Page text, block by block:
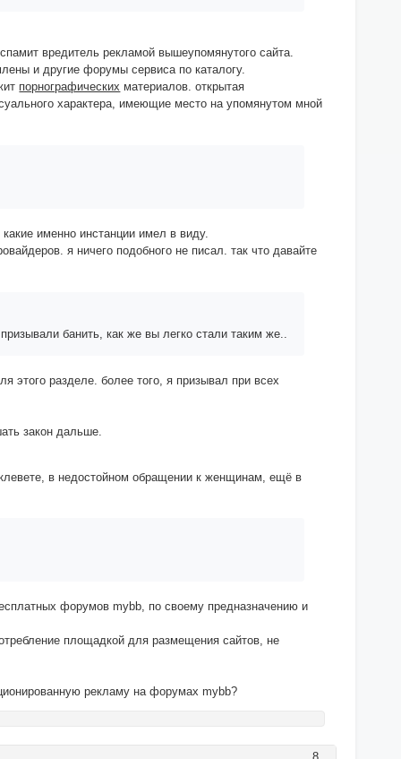
вредитель рекламой вышеупомянутого сайта.
и другие форумы сервиса по каталогу.
порнографических материалов. открытая
характера, имеющие место на упомянутом мной
именно инстанции имел в виду.
я ничего подобного не писал. так что давайте
банить, как же вы легко стали таким же..
этого разделе. более того, я призывал при всех
закон дальше.
в недостойном обращении к женщинам, ещё в
форумов mybb, по своему предназначению и
площадкой для размещения сайтов, не
рекламу на форумах mybb?